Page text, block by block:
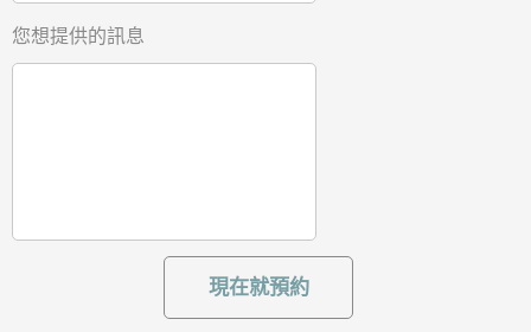
您想提供的訊息
現在就預約